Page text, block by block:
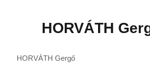
HORVÁTH
HORVÁTH Gergő